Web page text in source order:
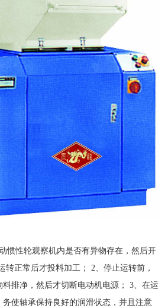
惯性轮观察机内是否有异物存在，然后开
转正常后才投料加工； 2、停止运转前，
排净，然后才切断电动机电源； 3、在运
使轴承保持良好的润滑状态，并且注意